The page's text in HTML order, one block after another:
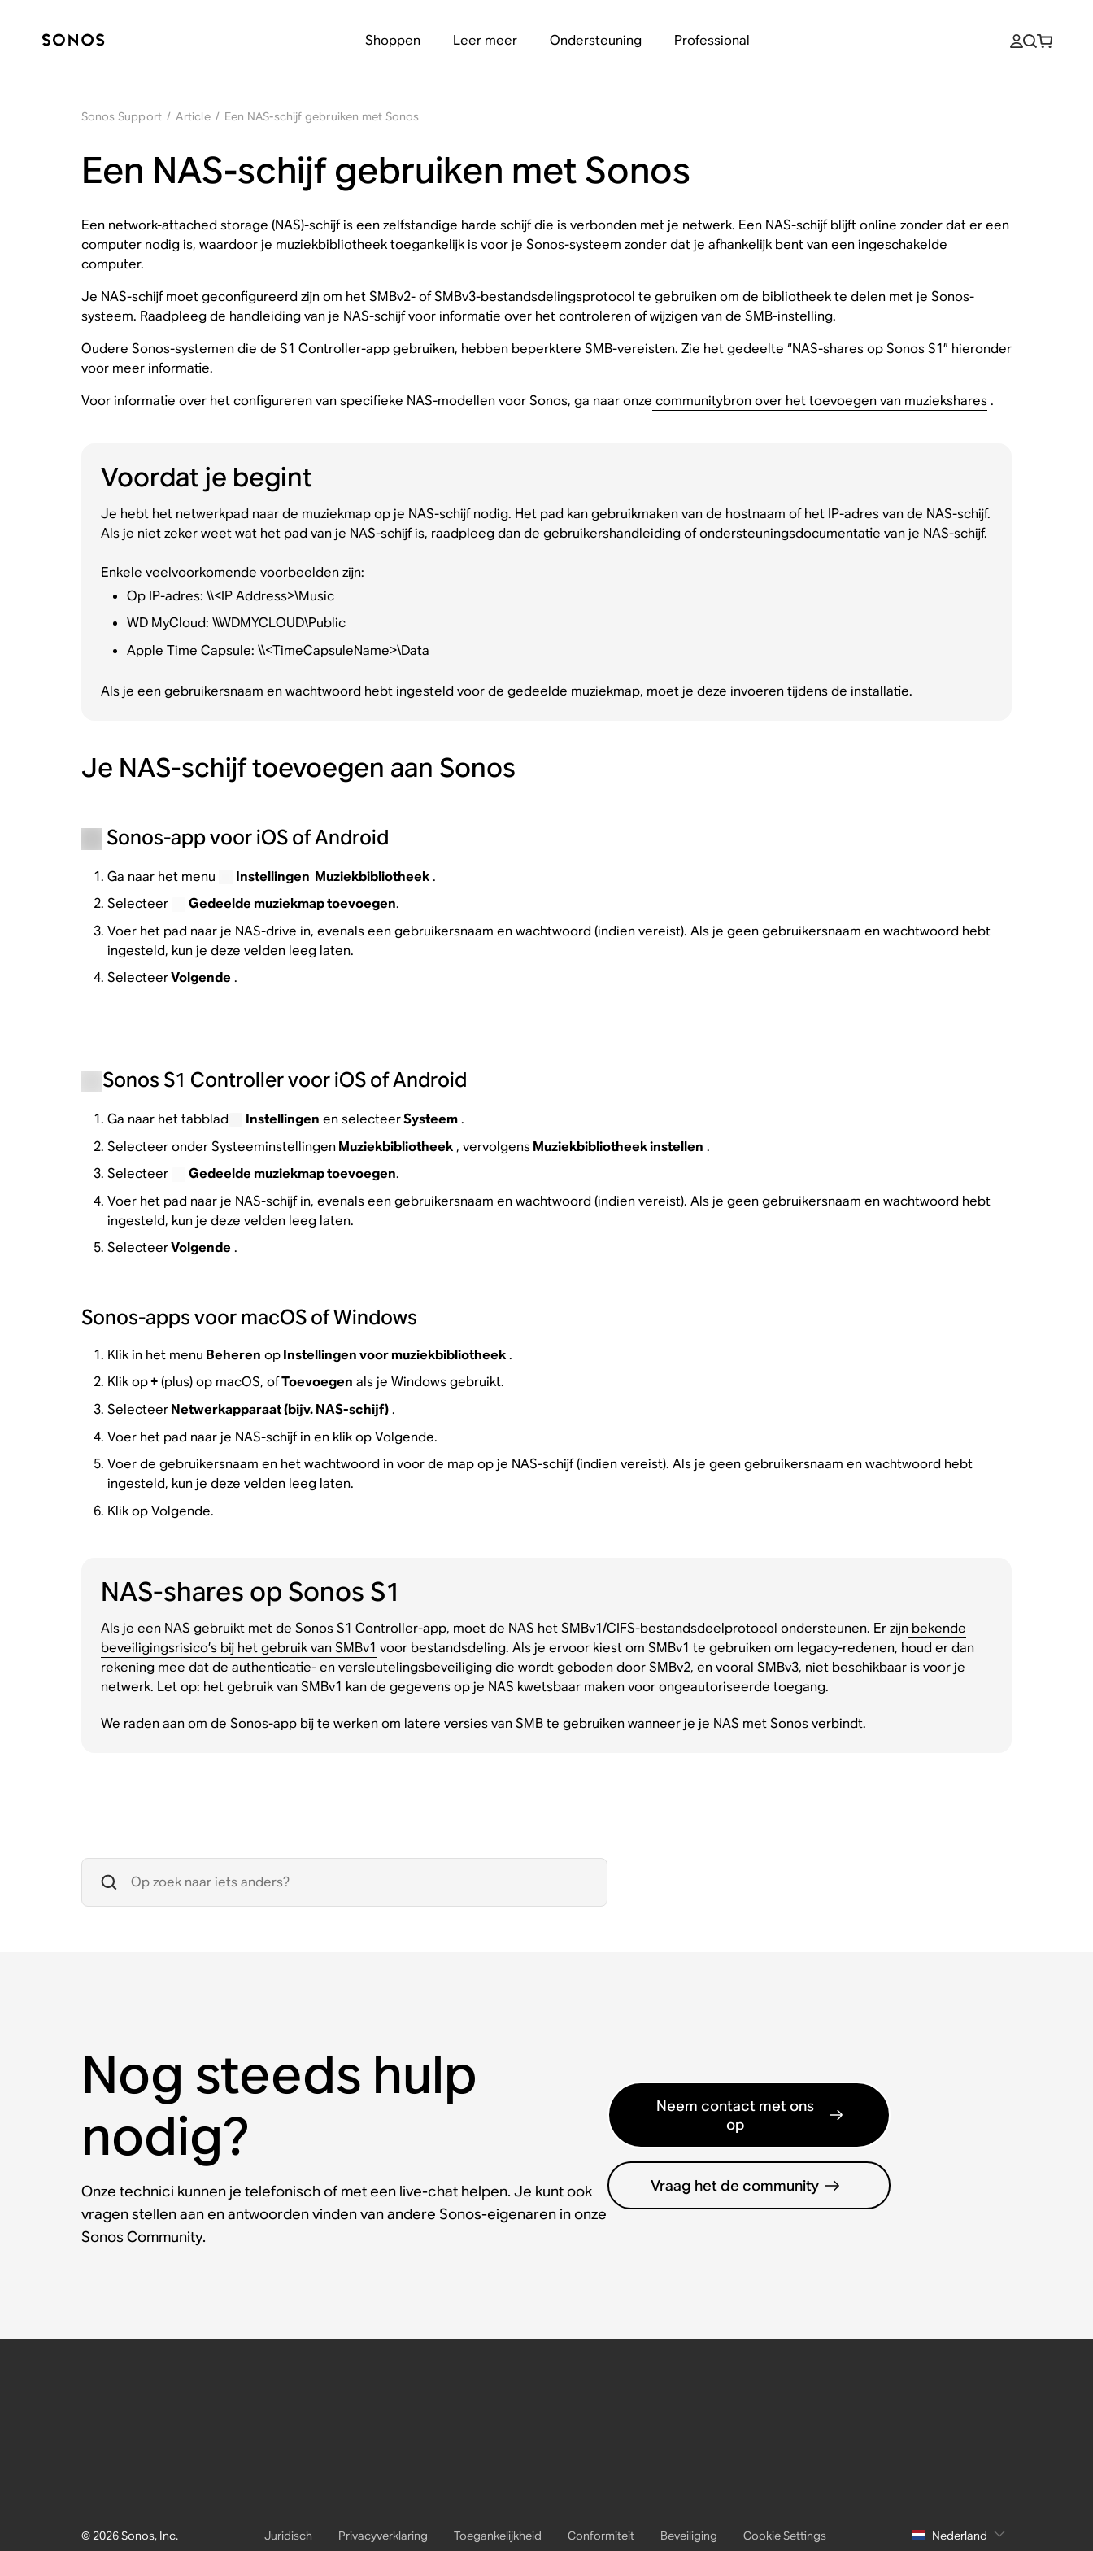
Shoppen Leer meer Ondersteuning Professional
Sonos Support / Article / Een NAS-schijf gebruiken met Sonos
Een NAS-schijf gebruiken met Sonos
Een network-attached storage (NAS)-schijf is een zelfstandige harde schijf die is verbonden met je netwerk. Een NAS-schijf blijft online zonder dat er een
computer nodig is, waardoor je muziekbibliotheek toegankelijk is voor je Sonos-systeem zonder dat je afhankelijk bent van een ingeschakelde
computer.
Je NAS-schijf moet geconfigureerd zijn om het SMBv2- of SMBv3-bestandsdelingsprotocol te gebruiken om de bibliotheek te delen met je Sonos-
systeem. Raadpleeg de handleiding van je NAS-schijf voor informatie over het controleren of wijzigen van de SMB-instelling.
Oudere Sonos-systemen die de S1 Controller-app gebruiken, hebben beperktere SMB-vereisten. Zie het gedeelte “NAS-shares op Sonos S1” hieronder
voor meer informatie.
Voor informatie over het configureren van specifieke NAS-modellen voor Sonos, ga naar onze communitybron over het toevoegen van muziekshares.
Voordat je begint
Je hebt het netwerkpad naar de muziekmap op je NAS-schijf nodig. Het pad kan gebruikmaken van de hostnaam of het IP-adres van de NAS-schijf.
Als je niet zeker weet wat het pad van je NAS-schijf is, raadpleeg dan de gebruikershandleiding of ondersteuningsdocumentatie van je NAS-schijf.
Enkele veelvoorkomende voorbeelden zijn:
Op IP-adres: \\<IP Address>\Music
WD MyCloud: \\WDMYCLOUD\Public
Apple Time Capsule: \\<TimeCapsuleName>\Data
Als je een gebruikersnaam en wachtwoord hebt ingesteld voor de gedeelde muziekmap, moet je deze invoeren tijdens de installatie.
Je NAS-schijf toevoegen aan Sonos
Sonos-app voor iOS of Android
Ga naar het menu Instellingen Muziekbibliotheek.
Selecteer
Gedeelde muziekmap toevoegen.
Voer het pad naar je NAS-drive in, evenals een gebruikersnaam en wachtwoord (indien vereist). Als je geen gebruikersnaam en wachtwoord hebt
ingesteld, kun je deze velden leeg laten.
SelecteerVolgende .
Sonos S1 Controller voor iOS of Android
Ga naar het tabblad Instellingen en selecteerSysteem.
Selecteer onder SysteeminstellingenMuziekbibliotheek, vervolgensMuziekbibliotheek instellen .
Selecteer
Gedeelde muziekmap toevoegen.
Voer het pad naar je NAS-schijf in, evenals een gebruikersnaam en wachtwoord (indien vereist). Als je geen gebruikersnaam en wachtwoord hebt
ingesteld, kun je deze velden leeg laten.
SelecteerVolgende .
Sonos-apps voor macOS of Windows
Klik in het menu Beheren opInstellingen voor muziekbibliotheek.
Klik op+(plus) op macOS, ofToevoegen als je Windows gebruikt.
SelecteerNetwerkapparaat (bijv. NAS-schijf).
Voer het pad naar je NAS-schijf in en klik op Volgende.
Voer de gebruikersnaam en het wachtwoord in voor de map op je NAS-schijf (indien vereist). Als je geen gebruikersnaam en wachtwoord hebt
ingesteld, kun je deze velden leeg laten.
Klik op Volgende.
NAS-shares op Sonos S1
Als je een NAS gebruikt met de Sonos S1 Controller-app, moet de NAS het SMBv1/CIFS-bestandsdeelprotocol ondersteunen. Er zijnbekende
beveiligingsrisico’s bij het gebruik van SMBv1 voor bestandsdeling. Als je ervoor kiest om SMBv1 te gebruiken om legacy-redenen, houd er dan
rekening mee dat de authenticatie- en versleutelingsbeveiliging die wordt geboden door SMBv2, en vooral SMBv3, niet beschikbaar is voor je
netwerk. Let op: het gebruik van SMBv1 kan de gegevens op je NAS kwetsbaar maken voor ongeautoriseerde toegang.
We raden aan om de Sonos-app bij te werkenom latere versies van SMB te gebruiken wanneer je je NAS met Sonos verbindt.
Nog steeds hulp
nodig?
Onze technici kunnen je telefonisch of met een live-chat helpen. Je kunt ook
vragen stellen aan en antwoorden vinden van andere Sonos-eigenaren in onze
Sonos Community.
Neem contact met ons
op
Vraag het de community
© 2026 Sonos, Inc. Juridisch Privacyverklaring Toegankelijkheid Conformiteit Beveiliging Cookie Settings Nederland